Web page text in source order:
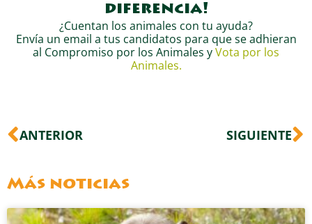
diferencia!
¿Cuentan los animales con tu ayuda?
Envía un email a tus candidatos para que se adhieran
al Compromiso por los Animales yVota por los
Animales.
Ant
ANTERIOR SIGUIENTE
Más noticias